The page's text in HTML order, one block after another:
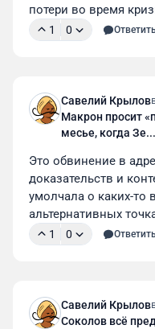
потери во время
1 0
Савелий Крылов
Макрон просит
месье, когда Зе...
Это обвинение в
доказательств и
умолчала о каких-то
альтернативных
1 0
Савелий Крылов
Соколов всё